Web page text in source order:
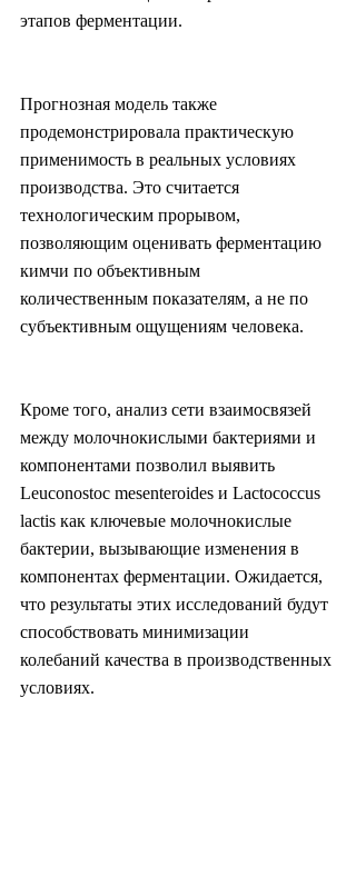
этапов ферментации.
Прогнозная модель также
продемонстрировала практическую
применимость в реальных условиях
производства. Это считается
технологическим прорывом,
позволяющим оценивать ферментацию
кимчи по объективным
количественным показателям, а не по
субъективным ощущениям человека.
Кроме того, анализ сети взаимосвязей
между молочнокислыми бактериями и
компонентами позволил выявить
Leuconostoc mesenteroides и Lactococcus
lactis как ключевые молочнокислые
бактерии, вызывающие изменения в
компонентах ферментации. Ожидается,
что результаты этих исследований будут
способствовать минимизации
колебаний качества в производственных
условиях.